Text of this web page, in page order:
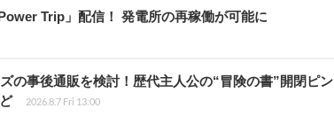
Trip」配信！ 発電所の再稼働が可能に
の事後通販を検討！歴代主人公の“冒険の書”開閉ピン
2026.8.7 Fri 13:00